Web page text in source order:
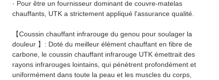
· Pour être un fournisseur dominant de couvre-matelas
chauffants, UTK a strictement appliqué l'assurance qualité.
【Coussin chauffant infrarouge du genou pour soulager la
douleur 】: Doté du meilleur élément chauffant en fibre de
carbone, le coussin chauffant infrarouge UTK émettrait des
rayons infrarouges lointains, qui pénètrent profondément et
uniformément dans toute la peau et les muscles du corps,